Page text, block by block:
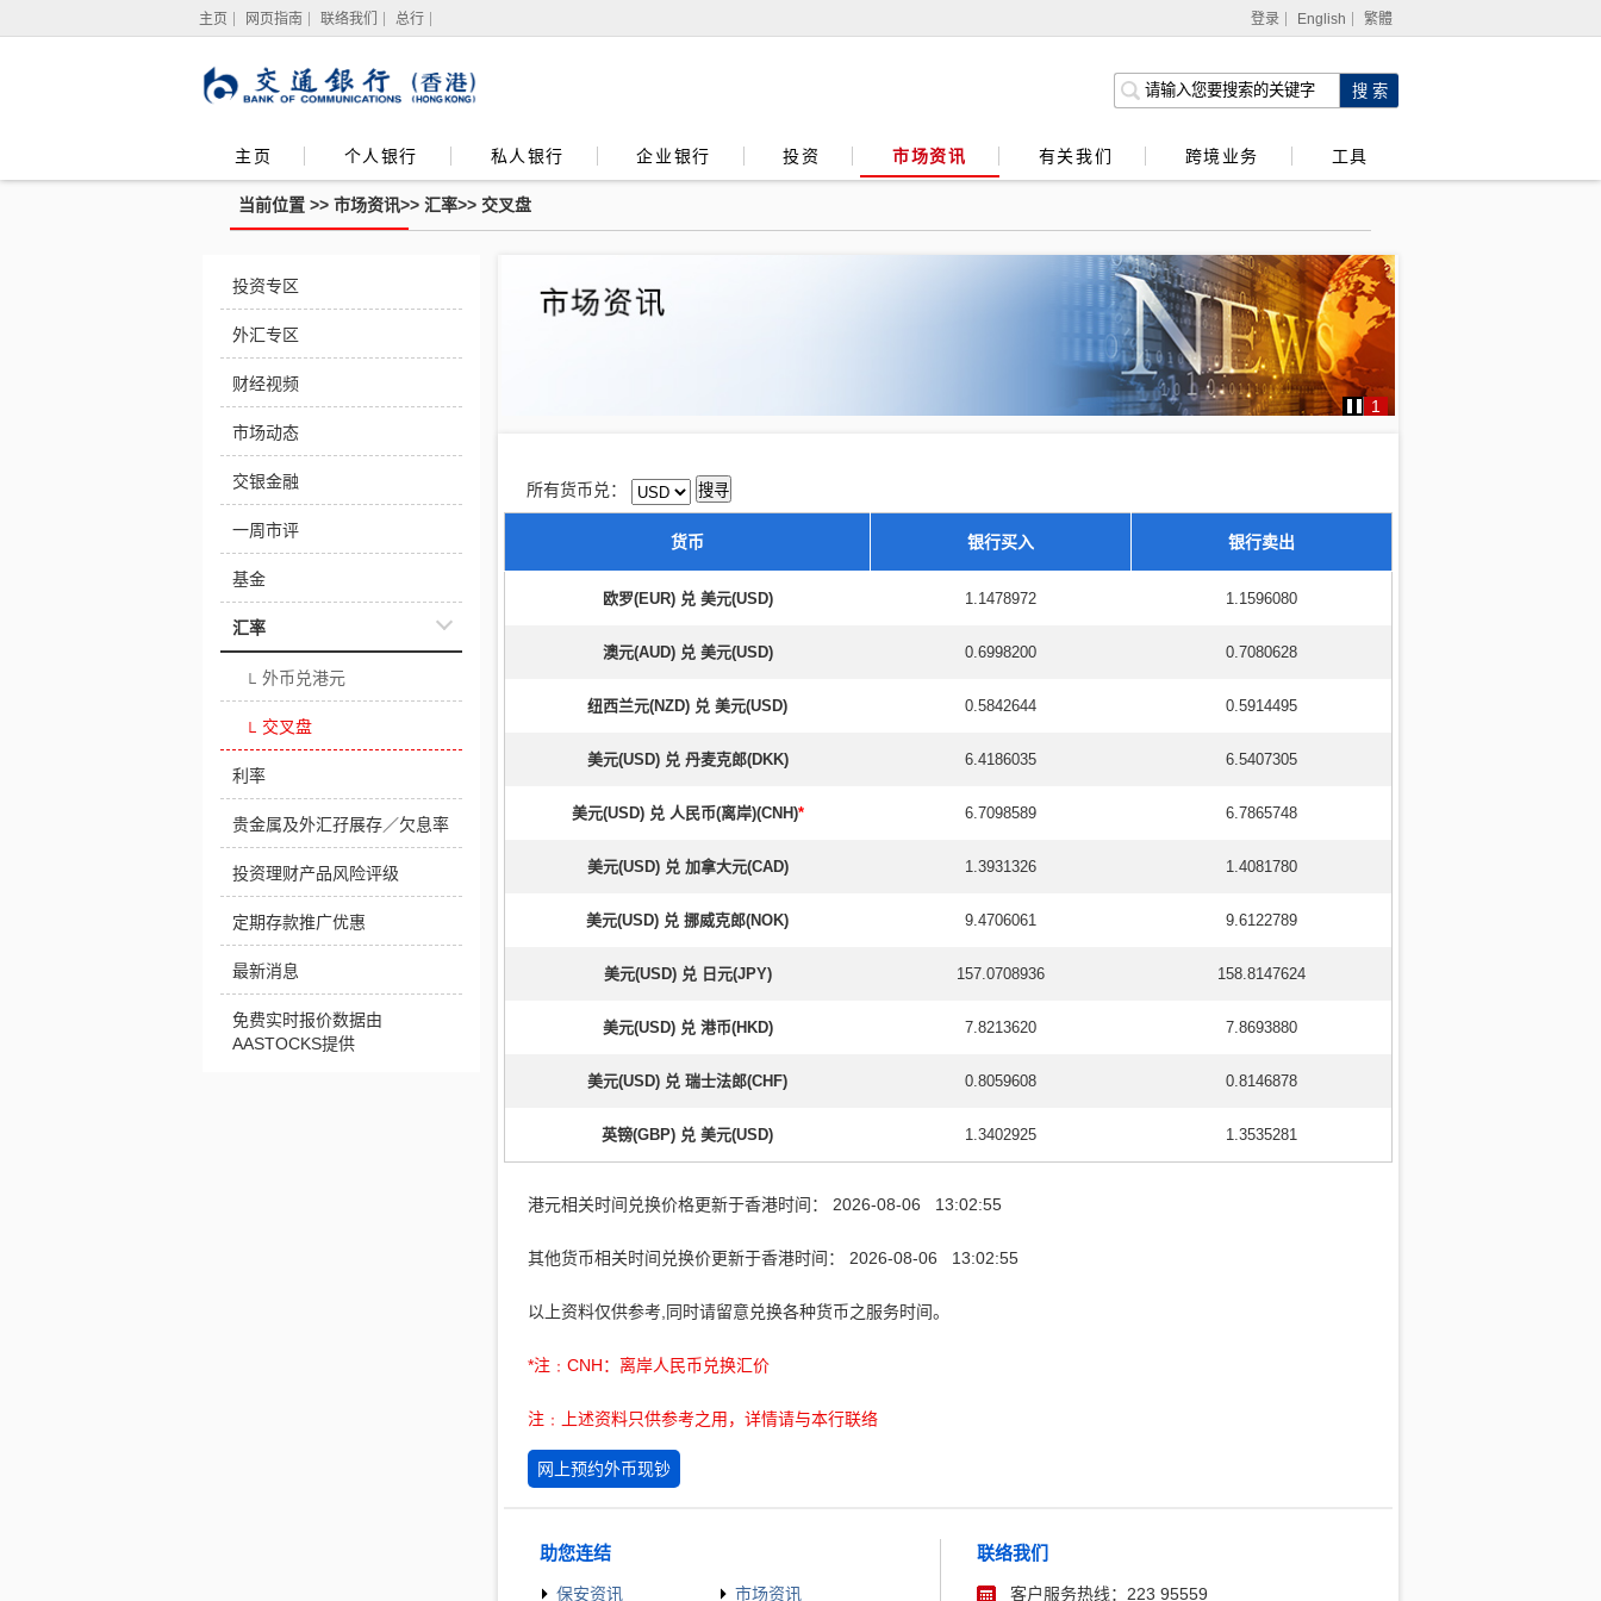
主页 网页指南 联络我们 总行 登录 English 繁體
强积金服务
主页 个人银行 私人银行 企业银行 投资 市场资讯 有关我们 跨境业务 工具
当前位置 >> 市场资讯>> 汇率>> 交叉盘
投资专区
外汇专区
财经视频
市场动态
交银金融
一周市评
基金
汇率
└ 外币兑港元
└ 交叉盘
利率
贵金属及外汇孖展存／欠息率
投资理财产品风险评级
定期存款推广优惠
最新消息
免费实时报价数据由
AASTOCKS提供
1
所有货币兑： 搜寻
货币 银行买入 银行卖出
欧罗(EUR) 兑 美元(USD) 1.1478972 1.1596080
澳元(AUD) 兑 美元(USD) 0.6998200 0.7080628
纽西兰元(NZD) 兑 美元(USD) 0.5842644 0.5914495
美元(USD) 兑 丹麦克郎(DKK) 6.4186035 6.5407305
美元(USD) 兑 人民币(离岸)(CNH)* 6.7098589 6.7865748
美元(USD) 兑 加拿大元(CAD) 1.3931326 1.4081780
美元(USD) 兑 挪威克郎(NOK) 9.4706061 9.6122789
美元(USD) 兑 日元(JPY) 157.0708936 158.8147624
美元(USD) 兑 港币(HKD) 7.8213620 7.8693880
美元(USD) 兑 瑞士法郎(CHF) 0.8059608 0.8146878
英镑(GBP) 兑 美元(USD) 1.3402925 1.3535281
港元相关时间兑换价格更新于香港时间： 2026-08-06 13:02:55
其他货币相关时间兑换价更新于香港时间： 2026-08-06 13:02:55
以上资料仅供参考,同时请留意兑换各种货币之服务时间。
*注﹕CNH：离岸人民币兑换汇价
注﹕上述资料只供参考之用，详情请与本行联络
网上预约外币现钞
助您连结
保安资讯 市场资讯
联络我们
客户服务热线：223 95559